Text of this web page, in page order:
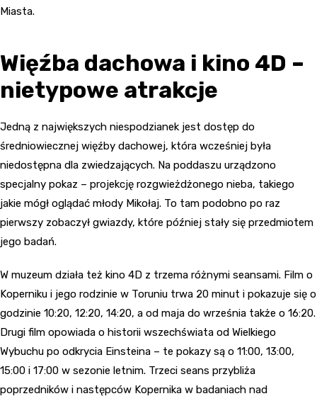
Miasta.
Więźba dachowa i kino 4D –
nietypowe atrakcje
Jedną z największych niespodzianek jest dostęp do
średniowiecznej więźby dachowej, która wcześniej była
niedostępna dla zwiedzających. Na poddaszu urządzono
specjalny pokaz – projekcję rozgwieżdżonego nieba, takiego
jakie mógł oglądać młody Mikołaj. To tam podobno po raz
pierwszy zobaczył gwiazdy, które później stały się przedmiotem
jego badań.
W muzeum działa też kino 4D z trzema różnymi seansami. Film o
Koperniku i jego rodzinie w Toruniu trwa 20 minut i pokazuje się o
godzinie 10:20, 12:20, 14:20, a od maja do września także o 16:20.
Drugi film opowiada o historii wszechświata od Wielkiego
Wybuchu po odkrycia Einsteina – te pokazy są o 11:00, 13:00,
15:00 i 17:00 w sezonie letnim. Trzeci seans przybliża
poprzedników i następców Kopernika w badaniach nad